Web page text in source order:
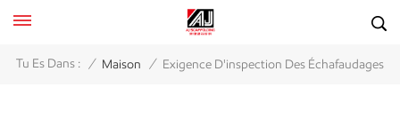
Tu Es Dans : / Maison / Exigence D'inspection Des Échafaudages